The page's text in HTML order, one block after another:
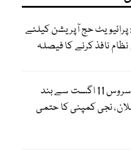
حج 2027: پرائیویٹ حج آپریشن کیلئے
نظام نافذ کرنے کا فیصلہ
میٹرو بس سروس 11 اگست سے بند
نجی کمپنی کا حتمی